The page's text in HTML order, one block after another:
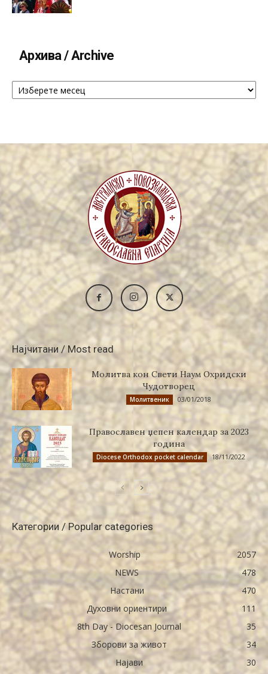
Архива / Archive
Архива
Најчитани / Most read
Молитва кон Свети Наум Охридски
Чудотворец
Молитвеник 03/01/2018
Православен џепен календар за 2023
година
Diocese Orthodox pocket calendar 18/11/2022
Категории / Popular categories
Worship
2057
NEWS
478
Настани
470
Духовни ориентири
111
8th Day - Diocesan Journal
35
Зборови за живот
34
Најави
30